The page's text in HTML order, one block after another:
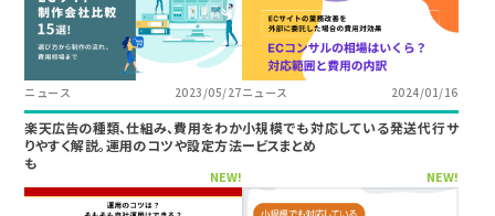
ニュース 2023/05/27ニュース 2024/01/16
楽天広告の種類、仕組み、費用をわか
りやすく解説。運用のコツや設定方法
も
NEW!
小規模でも対応している発送代行サ
ービスまとめ
NEW!